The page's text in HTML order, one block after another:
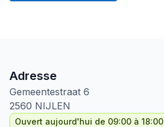
Adresse
Gemeentestraat 6
2560 NIJLEN
Ouvert aujourd'hui de 09:00 à 18:00